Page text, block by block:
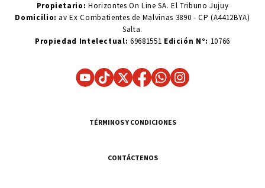
Propietario:Horizontes On Line SA. El Tribuno Jujuy
Domicilio: av Ex Combatientes de Malvinas 3890 - CP (A4412BYA)
Salta.
Propiedad Intelectual: 69681551 Edición N°: 10766
TÉRMINOS Y CONDICIONES
CONTÁCTENOS